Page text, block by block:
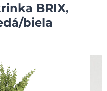
BRIX,
biela